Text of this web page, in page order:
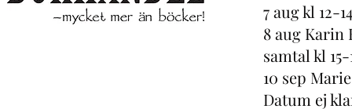
7 aug kl 12-
8 aug Karin
samtal kl 15-
10 sep
Datum ej